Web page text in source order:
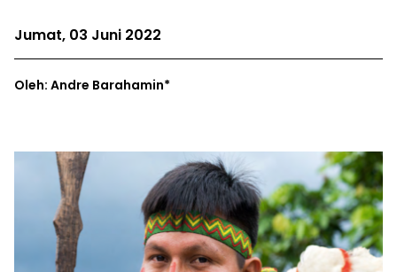
Jumat, 03 Juni 2022
Oleh: Andre Barahamin*